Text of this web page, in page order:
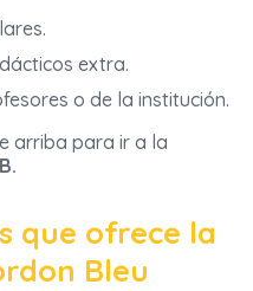
extra.
o de la institución.
arriba para ir a la
que ofrece la
Bleu